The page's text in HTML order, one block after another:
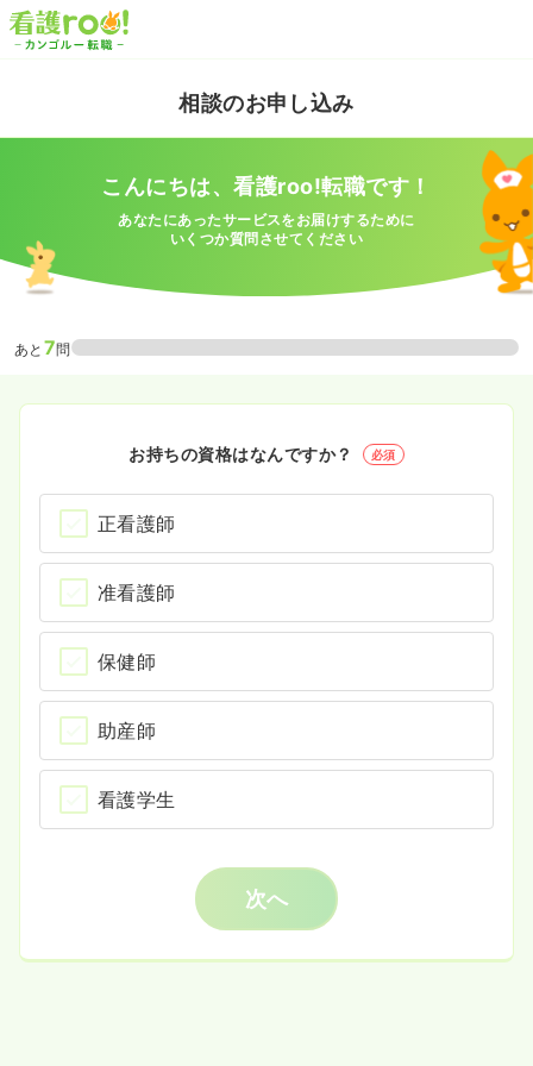
相談のお申し込み
こんにちは、看護roo!転職です！
あなたにあったサービスをお届けするために
いくつか質問させてください
あと 7問
お持ちの資格はなんですか？ 必須
正看護師
准看護師
保健師
助産師
看護学生
次へ